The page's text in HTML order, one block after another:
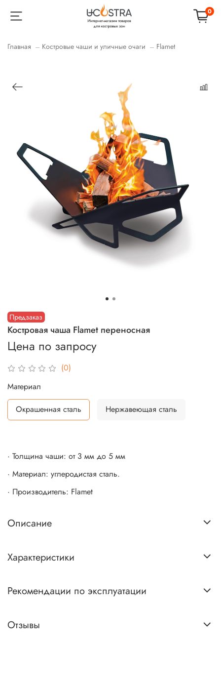
0
Главная Костровые чаши и уличные очаги Flamet
Предзаказ
(0)
Костровая чаша Flamet переносная
Цена по запросу
Материал
Окрашенная сталь Нержавеющая сталь
· Толщина чаши: от 3 мм до 5 мм
· Материал: углеродистая сталь.
· Производитель: Flamet
Описание
Характеристики
Рекомендации по эксплуатации
Отзывы